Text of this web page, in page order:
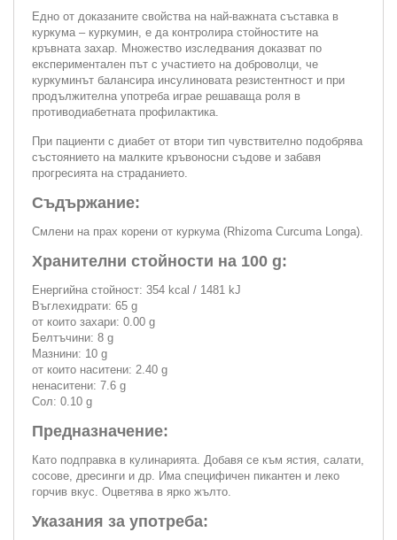
Едно от доказаните свойства на най-важната съставка в
куркума – куркумин, е да контролира стойностите на
кръвната захар. Множество изследвания доказват по
експериментален път с участието на доброволци, че
куркуминът балансира инсулиновата резистентност и при
продължителна употреба играе решаваща роля в
противодиабетната профилактика.
При пациенти с диабет от втори тип чувствително подобрява
състоянието на малките кръвоносни съдове и забавя
прогресията на страданието.
Съдържание:
Смлени на прах корени от куркума (Rhizoma Curcuma Longa).
Хранителни стойности на 100 g:
Енергийна стойност: 354 kcal / 1481 kJ
Въглехидрати: 65 g
от които захари: 0.00 g
Белтъчини: 8 g
Мазнини: 10 g
от които наситени: 2.40 g
ненаситени: 7.6 g
Сол: 0.10 g
Предназначение:
Като подправка в кулинарията. Добавя се към ястия, салати,
сосове, дресинги и др. Има специфичен пикантен и леко
горчив вкус. Оцветява в ярко жълто.
Указания за употреба: